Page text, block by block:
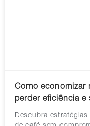
Como economizar
perder eficiência
Descubra